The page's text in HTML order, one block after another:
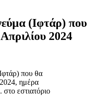
(Ιφτάρ) που
2024
που θα
ημέρα
εστιατόριο